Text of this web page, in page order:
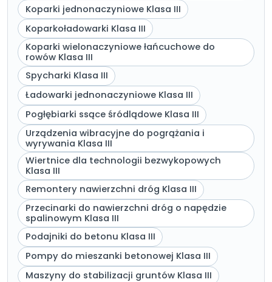
Koparki jednonaczyniowe Klasa III
Koparkoładowarki Klasa III
Koparki wielonaczyniowe łańcuchowe do
rowów Klasa III
Spycharki Klasa III
Ładowarki jednonaczyniowe Klasa III
Pogłębiarki ssące śródlądowe Klasa III
Urządzenia wibracyjne do pogrążania i
wyrywania Klasa III
Wiertnice dla technologii bezwykopowych
Klasa III
Remontery nawierzchni dróg Klasa III
Przecinarki do nawierzchni dróg o napędzie
spalinowym Klasa III
Podajniki do betonu Klasa III
Pompy do mieszanki betonowej Klasa III
Maszyny do stabilizacji gruntów Klasa III